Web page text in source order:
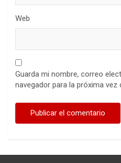
Web
Guarda mi nombre, correo
navegador para la próxima vez